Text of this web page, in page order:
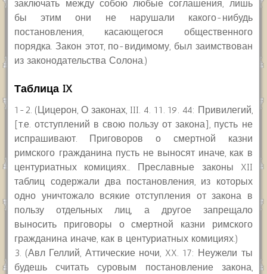
заключать между собою любые соглашения, лишь
бы этим они не нарушали какого-нибудь
постановления, касающегося общественного
порядка. Закон этот, по-видимому, был заимствован
из законодательства Солона.)
Таблица IX
1-2. (Цицерон, О законах, III. 4. 11. 19. 44: Привилегий,
[т.е. отступлений в свою пользу от закона], пусть не
испрашивают. Приговоров о смертной казни
римского гражданина пусть не выносят иначе, как в
центуриатных комициях… Преславные законы XII
таблиц содержали два постановления, из которых
одно уничтожало всякие отступления от закона в
пользу отдельных лиц, а другое запрещало
выносить приговоры о смертной казни римского
гражданина иначе, как в центуриатных комициях.)
3. (Авл Геллий, Аттические ночи, XX. 17: Неужели ты
будешь считать суровым постановление закона,